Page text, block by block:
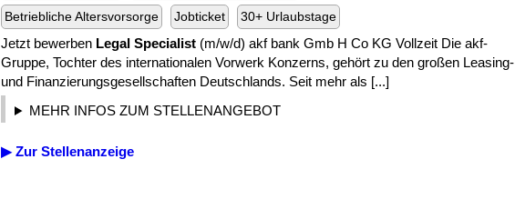
Betriebliche Altersvorsorge
Jobticket 30+ Urlaubstage
Jetzt bewerben Legal Specialist (m/w/d) akf bank Gmb H Co KG Vollzeit Die akf-
Gruppe, Tochter des internationalen Vorwerk Konzerns, gehört zu den großen Leasing-
und Finanzierungsgesellschaften Deutschlands. Seit mehr als [...]
MEHR INFOS ZUM STELLENANGEBOT
▶ Zur Stellenanzeige